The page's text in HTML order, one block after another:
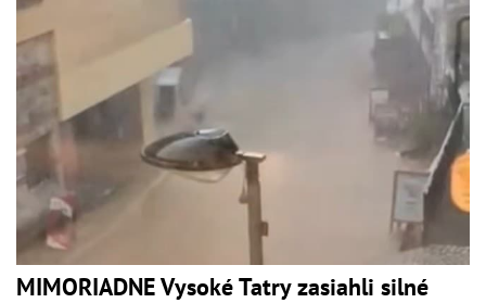
MIMORIADNE Vysoké Tatry zasiahli silné